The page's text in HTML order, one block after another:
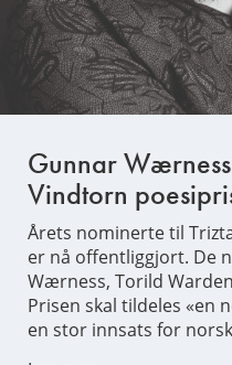
Gunnar
Vindtorn
Årets nominerte til
er nå offentliggjort. De
Wærness, Torild
Prisen skal tildeles «en
en stor innsats for